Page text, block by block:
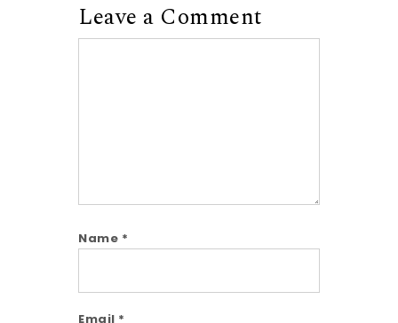
Leave a Comment
Name *
Email *